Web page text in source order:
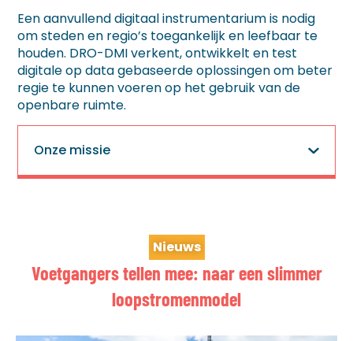
Een aanvullend digitaal instrumentarium is nodig
om steden en regio’s toegankelijk en leefbaar te
houden. DRO-DMI verkent, ontwikkelt en test
digitale op data gebaseerde oplossingen om beter
regie te kunnen voeren op het gebruik van de
openbare ruimte.
Onze missie
Nieuws
Voetgangers tellen mee: naar een slimmer
loopstromenmodel